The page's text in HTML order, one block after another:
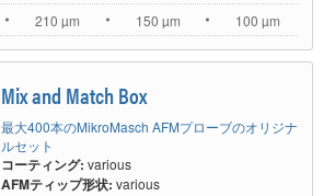
210 µm 150 µm 100 µm
Mix and Match Box
最大400本のMikroMasch AFMプローブのオリジナ
ルセット
コーティング: various
AFMティップ形状: various